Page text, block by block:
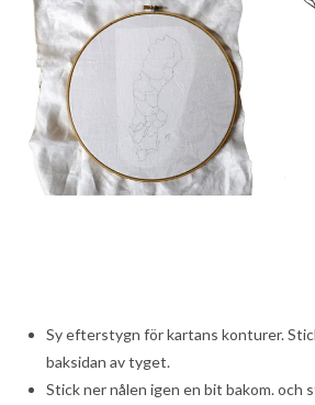
Sy efterstygn för kartans konturer.
baksidan av tyget.
Stick ner nålen igen en bit bakom. och